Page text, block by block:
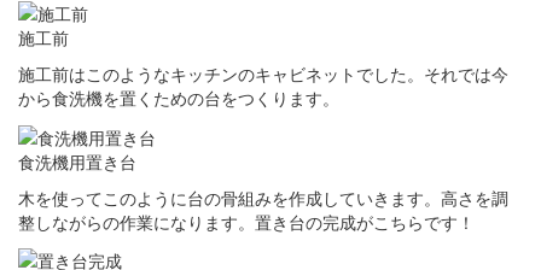
施工前
施工前はこのようなキッチンのキャビネットでした。それでは今
から食洗機を置くための台をつくります。
食洗機用置き台
木を使ってこのように台の骨組みを作成していきます。高さを調
整しながらの作業になります。置き台の完成がこちらです！